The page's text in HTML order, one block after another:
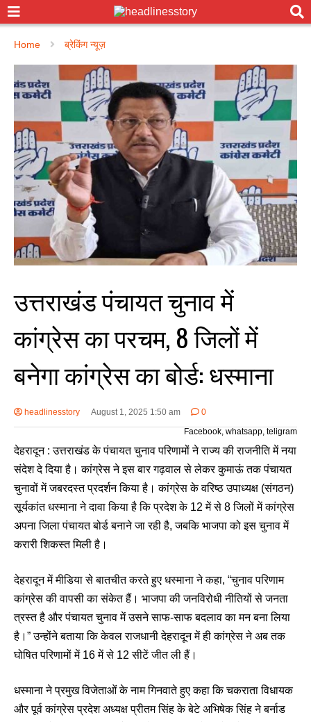
Home ब्रेकिंग न्यूज़
उत्तराखंड पंचायत चुनाव में
कांग्रेस का परचम, 8 जिलों में
बनेगा कांग्रेस का बोर्ड: धस्माना
headlinesstory August 1, 2025 1:50 am
0
Facebook, whatsapp, teligram
देहरादून : उत्तराखंड के पंचायत चुनाव परिणामों ने राज्य की राजनीति में नया
संदेश दे दिया है। कांग्रेस ने इस बार गढ़वाल से लेकर कुमाऊं तक पंचायत
चुनावों में जबरदस्त प्रदर्शन किया है। कांग्रेस के वरिष्ठ उपाध्यक्ष (संगठन)
सूर्यकांत धस्माना ने दावा किया है कि प्रदेश के 12 में से 8 जिलों में कांग्रेस
अपना जिला पंचायत बोर्ड बनाने जा रही है, जबकि भाजपा को इस चुनाव में
करारी शिकस्त मिली है।
देहरादून में मीडिया से बातचीत करते हुए धस्माना ने कहा, “चुनाव परिणाम
कांग्रेस की वापसी का संकेत हैं। भाजपा की जनविरोधी नीतियों से जनता
त्रस्त है और पंचायत चुनाव में उसने साफ-साफ बदलाव का मन बना लिया
है।” उन्होंने बताया कि केवल राजधानी देहरादून में ही कांग्रेस ने अब तक
घोषित परिणामों में 16 में से 12 सीटें जीत ली हैं।
धस्माना ने प्रमुख विजेताओं के नाम गिनवाते हुए कहा कि चकराता विधायक
और पूर्व कांग्रेस प्रदेश अध्यक्ष प्रीतम सिंह के बेटे अभिषेक सिंह ने बर्नाड